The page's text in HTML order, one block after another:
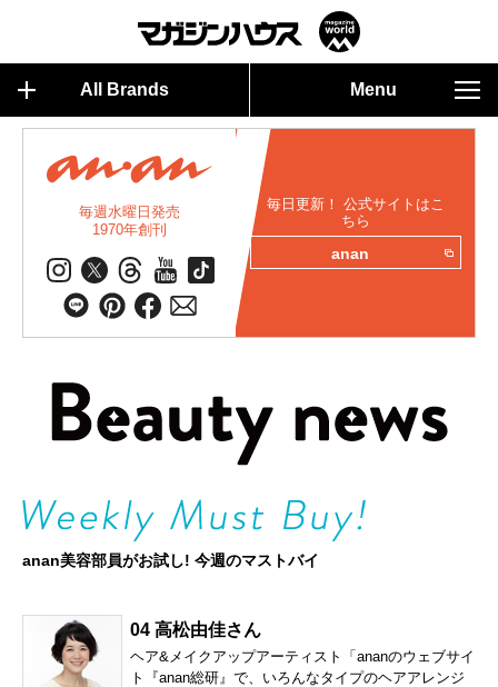
All Brands Menu
毎週水曜日発売
1970年創刊
毎日更新！ 公式サイトはこ
ちら
anan
anan美容部員がお試し! 今週のマストバイ
04 高松由佳さん
ヘア&メイクアップアーティスト「ananのウェブサイ
ト『anan総研』で、いろんなタイプのヘアアレンジ